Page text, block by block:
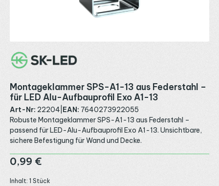
Montageklammer SPS-A1-13 aus Federstahl –
für LED Alu-Aufbauprofil Exo A1-13
Art-Nr: 22204 EAN: 7640273922055
Robuste Montageklammer SPS-A1-13 aus Federstahl –
passend für LED-Alu-Aufbauprofil Exo A1-13. Unsichtbare,
sichere Befestigung für Wand und Decke.
Regulärer Preis:
0,99 €
Inhalt: 1 Stück